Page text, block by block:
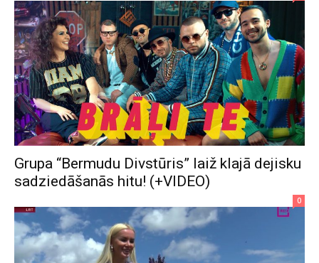
Grupa “Bermudu Divstūris” laiž klajā dejisku
sadziedāšanās hitu! (+VIDEO)
0